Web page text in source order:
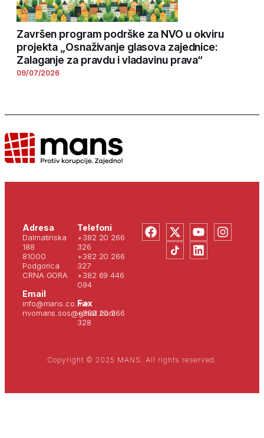
Završen program podrške za NVO u okviru
projekta „Osnaživanje glasova zajednice:
Zalaganje za pravdu i vladavinu prava“
09/07/2026
Adresa
Dalmatinska
188
81000
Podgorica
CRNA GORA
Email
info@mans.co.me
nvomans.sos@gmail.com
Telefoni
+382 20 266
326
+382 20 266
327
+382 69 446
094
Fax
+382 20 266
328
Copyright © 2025 MANS. All rights reserved.